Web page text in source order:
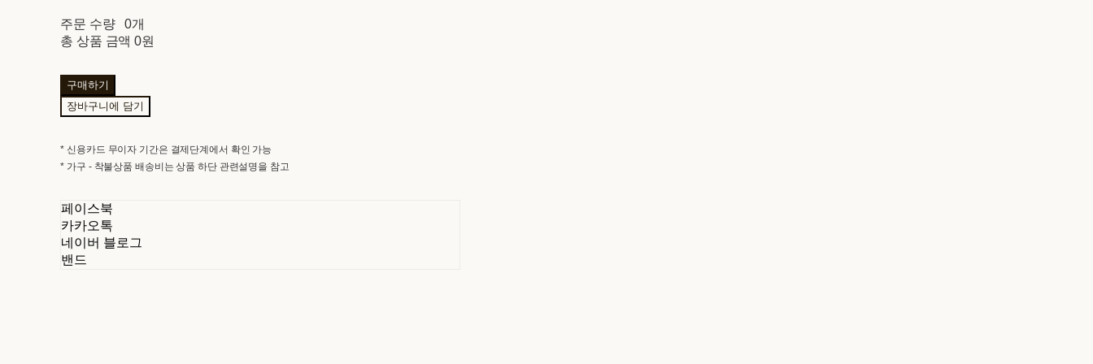
주문 수량
0개
총 상품 금액 0원
구매하기
장바구니에 담기
* 신용카드 무이자 기간은 결제단계에서 확인 가능
* 가구 - 착불상품 배송비는 상품 하단 관련설명을 참고
페이스북
카카오톡
네이버 블로그
밴드